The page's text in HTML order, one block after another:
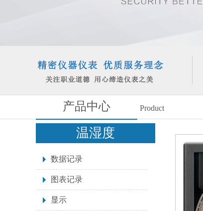
产品中心 Product
温湿度
数据记录
图表记录
显示